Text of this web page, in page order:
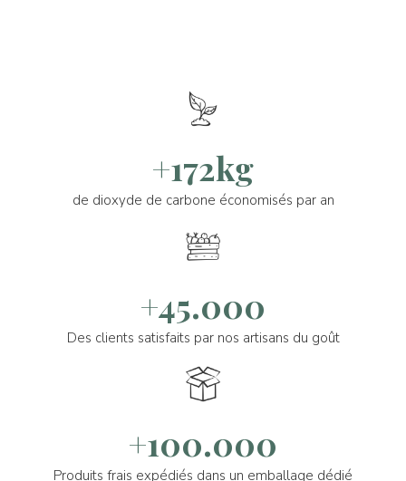
+172kg
de dioxyde de carbone économisés par an
+45.000
Des clients satisfaits par nos artisans du goût
+100.000
Produits frais expédiés dans un emballage dédié